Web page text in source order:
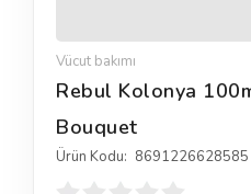
Vücut bakımı
Rebul Kolonya
Bouquet
Ürün Kodu: 8691226628585